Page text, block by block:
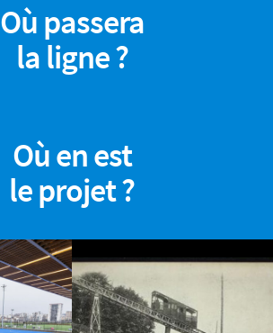
Où passera
la ligne ?
Où en est
le projet ?